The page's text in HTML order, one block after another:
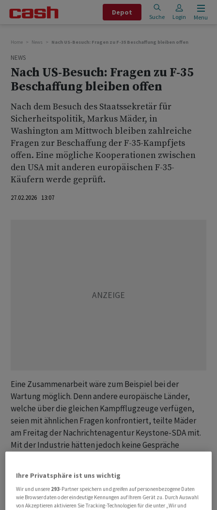
Depot
Suche Login Menu
Home News Nach US-Besuch: Fragen zu F-35 Beschaffung bleiben offen
NEWS
Nach US-Besuch: Fragen zu F-35
Beschaffung bleiben offen
Nach dem Besuch des Staatssekretär für
Sicherheitspolitik, Markus Mäder, in
Washington am Mittwoch bleiben zahlreiche
Fragen zur Beschaffung der F-35-Kampfjets
offen. Eine mögliche Kooperationen zwischen
den USA mit anderen europäischen F-35-
Käufern werde geprüft.
27.02.2026 13:07
Eine Zusammenarbeit wäre zum Beispiel bei der
Wartung möglich. Denn andere europäische Länder,
welche über die gleichen Kampfflugzeuge verfügen,
seien mit ähnlichen Fragen konfrontiert, teilte Mäder
am Freitag der Nachrichtenagentur Keystone-SDA mit.
Mit der Industrie hätten jedoch keine Gespräche
Während seines Besuchs traf Mäder unter anderem
David A. Baker, stellvertretenden Unterstaatssekretär
Ihre Privatsphäre ist uns wichtig
Wir und unsere 293-Partner speichern und greifen auf personenbezogene Daten
wie Browserdaten oder eindeutige Kennungen auf Ihrem Gerät zu. Durch Auswahl
von Akzeptieren aktivieren Sie Tracking-Technologien für die unter „Wir und